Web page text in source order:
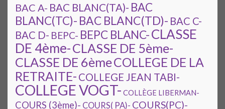
BAC A- BAC BLANC(TA)- BAC
BLANC(TC)- BAC BLANC(TD)- BAC C-
BAC D- BEPC- BEPC BLANC-CLASSE
DE 4ème-CLASSE DE 5ème-
CLASSE DE 6èmeCOLLEGE DE LA
RETRAITE- COLLEGE JEAN TABI-
COLLEGE VOGT- COLLÈGE LIBERMAN-
COURS (3ème)- COURS( PA)- COURS(PC)-